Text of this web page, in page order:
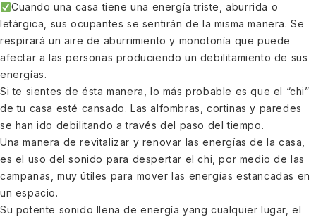
Cuando una casa tiene una energía triste, aburrida o
letárgica, sus ocupantes se sentirán de la misma manera. Se
respirará un aire de aburrimiento y monotonía que puede
afectar a las personas produciendo un debilitamiento de sus
energías.
Si te sientes de ésta manera, lo más probable es que el “chi”
de tu casa esté cansado. Las alfombras, cortinas y paredes
se han ido debilitando a través del paso del tiempo.
Una manera de revitalizar y renovar las energías de la casa,
es el uso del sonido para despertar el chi, por medio de las
campanas, muy útiles para mover las energías estancadas en
un espacio.
Su potente sonido llena de energía yang cualquier lugar, el